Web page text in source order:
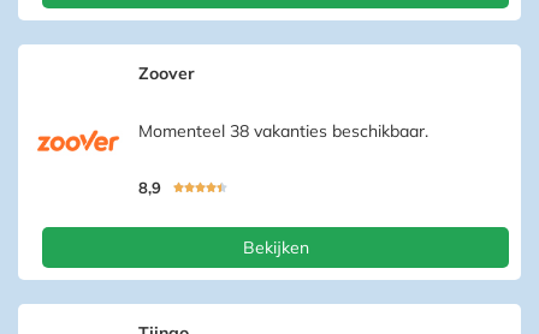
Zoover
Momenteel 38 vakanties beschikbaar.
8,9 
Bekijken